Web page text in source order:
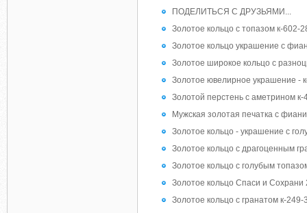
ПОДЕЛИТЬСЯ С ДРУЗЬЯМИ...
Золотое кольцо с топазом к-602-
Золотое кольцо украшение с
Золотое широкое кольцо с
Золотое ювелирное украшение -
Золотой перстень с аметрином к-
Мужская золотая печатка с
Золотое кольцо - украшение с
Золотое кольцо с драгоценным
Золотое кольцо с голубым
Золотое кольцо Спаси и Сохрани
Золотое кольцо с гранатом к-249-